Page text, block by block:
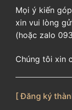
Mọi ý kiến
xin vui lòng
(hoặc zalo
Chúng tôi xin
[ Đăng ký